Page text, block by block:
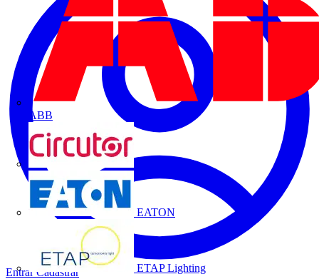
ABB
CIRCUTOR
EATON
ETAP Lighting
Entrar Cadastrar